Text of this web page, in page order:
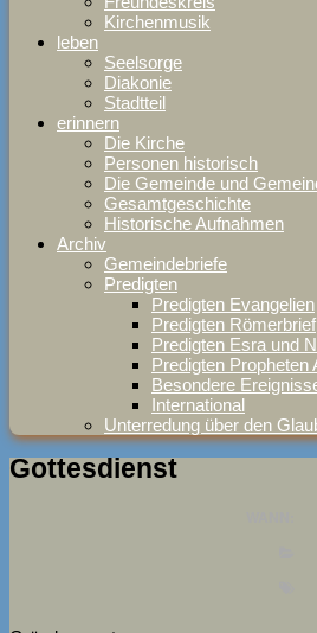
Kirchenmusik
leben
Seelsorge
Diakonie
Stadtteil
erinnern
Die Kirche
Personen historisch
Die Gemeinde und
Gesamtgeschichte
Historische Aufnahmen
Archiv
Gemeindebriefe
Predigten
Predigten Evangelien
Predigten Römerbrief
Predigten Esra und
Predigten Propheten
Besondere
International
Unterredung über den
Gottesdienst